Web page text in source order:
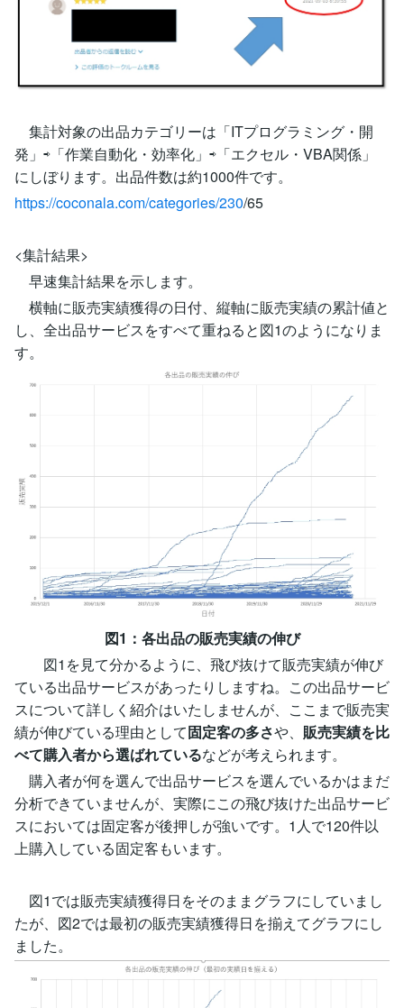
集計対象の出品カテゴリーは「ITプログラミング・開
発」⇨「作業自動化・効率化」⇨「エクセル・VBA関係」
にしぼります。出品件数は約1000件です。
https://coconala.com/categories/230/65
<集計結果>
早速集計結果を示します。
横軸に販売実績獲得の日付、縦軸に販売実績の累計値と
し、全出品サービスをすべて重ねると図1のようになりま
す。
図1：各出品の販売実績の伸び
図1を見て分かるように、飛び抜けて販売実績が伸び
ている出品サービスがあったりしますね。この出品サービ
スについて詳しく紹介はいたしませんが、ここまで販売実
績が伸びている理由として固定客の多さや、 販売実績を比
べて購入者から選ばれているなどが考えられます。
購入者が何を選んで出品サービスを選んでいるかはまだ
分析できていませんが、実際にこの飛び抜けた出品サービ
スにおいては固定客が後押しが強いです。1人で120件以
上購入している固定客もいます。
図1では販売実績獲得日をそのままグラフにしていまし
たが、図2では最初の販売実績獲得日を揃えてグラフにし
ました。